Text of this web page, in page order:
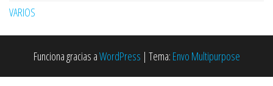
VARIOS
Funciona gracias aWordPress | Tema: Envo Multipurpose